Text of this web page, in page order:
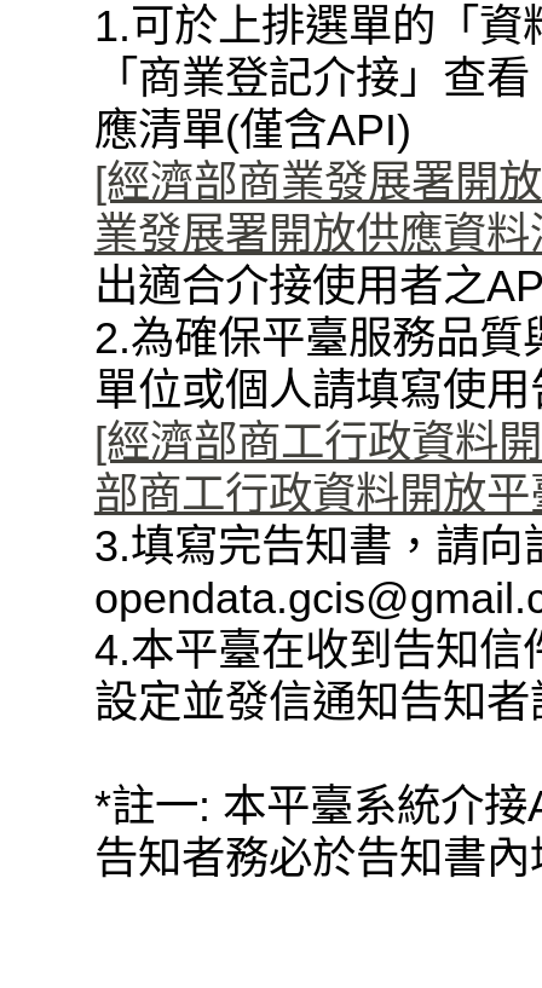
1.可於上排選單的「
「商業登記介接」查
應清單(僅含API)
[經濟部商業發展署開
業發展署開放供應資
出適合介接使用者之
2.為確保平臺服務品
單位或個人請填寫使
[經濟部商工行政資料
部商工行政資料開放
3.填寫完告知書，請
4.本平臺在收到告知信
設定並發信通知告知
*註一: 本平臺系統介
告知者務必於告知書